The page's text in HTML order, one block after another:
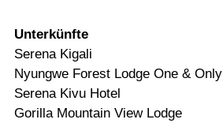
Unter­künfte
Serena Kigali
Nyungwe Forest Lodge One & Only
Serena Kivu Hotel
Gorilla Moun­tain View Lodge